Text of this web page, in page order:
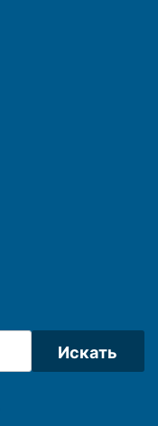
Искать